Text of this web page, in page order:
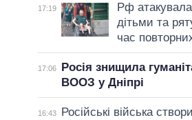
17:19
Рф
дітьми та
час
17:06
Росія знищила
ВООЗ у Дніпрі
16:43
Російські війська